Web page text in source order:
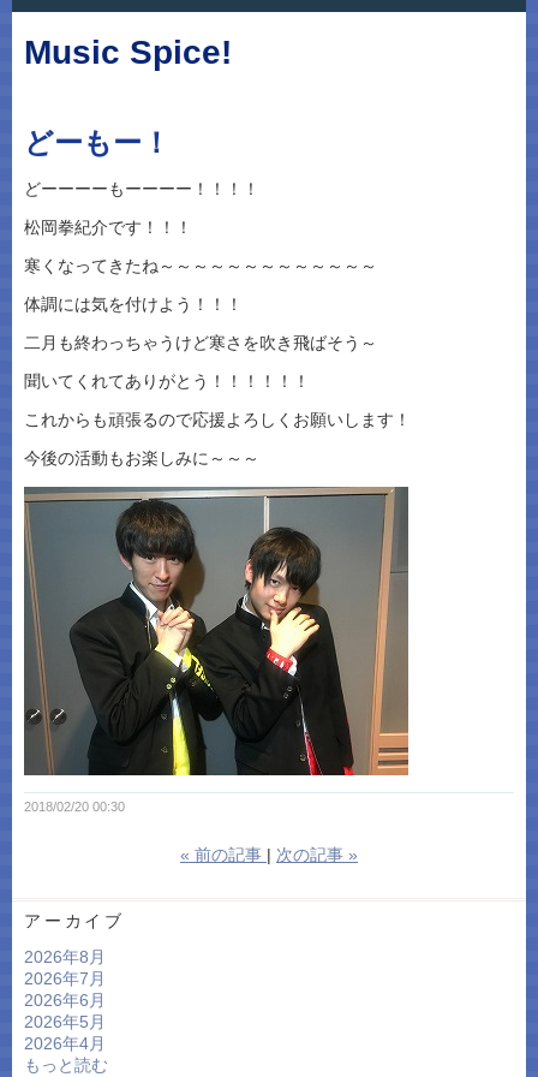
Music Spice!
どーもー！
どーーーーもーーーー！！！！
松岡拳紀介です！！！
寒くなってきたね～～～～～～～～～～～～～
体調には気を付けよう！！！
二月も終わっちゃうけど寒さを吹き飛ばそう～
聞いてくれてありがとう！！！！！！
これからも頑張るので応援よろしくお願いします！
今後の活動もお楽しみに～～～
2018/02/20 00:30
« 前の記事 次の記事 »
アーカイブ
2026年8月
2026年7月
2026年6月
2026年5月
2026年4月
もっと読む